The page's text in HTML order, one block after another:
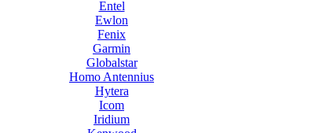
Entel
Ewlon
Fenix
Garmin
Globalstar
Homo Antennius
Hytera
Icom
Iridium